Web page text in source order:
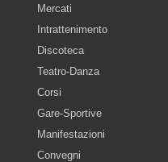
Mercati
Intrattenimento
Discoteca
Teatro-Danza
Corsi
Gare-Sportive
Manifestazioni
Convegni